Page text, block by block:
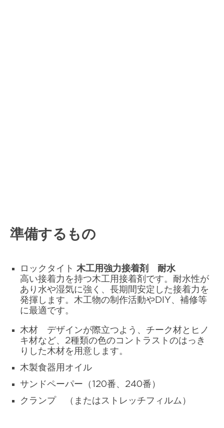
準備するもの
ロックタイト 木工用強力接着剤 耐水
高い接着力を持つ木工用接着剤です。耐水性が
あり水や湿気に強く、長期間安定した接着力を
発揮します。木工物の制作活動やDIY、補修等
に最適です。
木材 デザインが際立つよう、チーク材とヒノ
キ材など、2種類の色のコントラストのはっき
りした木材を用意します。
木製食器用オイル
サンドペーパー（120番、240番）
クランプ （またはストレッチフィルム）